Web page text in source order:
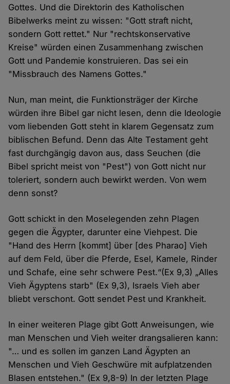
Gottes. Und die Direktorin des Katholischen
Bibelwerks meint zu wissen: "Gott straft nicht,
sondern Gott rettet." Nur "rechtskonservative
Kreise" würden einen Zusammenhang zwischen
Gott und Pandemie konstruieren. Das sei ein
"Missbrauch des Namens Gottes."
Nun, man meint, die Funktionsträger der Kirche
würden ihre Bibel gar nicht lesen, denn die Ideologie
vom liebenden Gott steht in klarem Gegensatz zum
biblischen Befund. Denn das Alte Testament geht
fast durchgängig davon aus, dass Seuchen (die
Bibel spricht meist von "Pest") von Gott nicht nur
toleriert, sondern auch bewirkt werden. Von wem
denn sonst?
Gott schickt in den Moselegenden zehn Plagen
gegen die Ägypter, darunter eine Viehpest. Die
"Hand des Herrn [kommt] über [des Pharao] Vieh
auf dem Feld, über die Pferde, Esel, Kamele, Rinder
und Schafe, eine sehr schwere Pest.“(Ex 9,3) „Alles
Vieh Ägyptens starb" (Ex 9,3), Israels Vieh aber
bliebt verschont. Gott sendet Pest und Krankheit.
In einer weiteren Plage gibt Gott Anweisungen, wie
man Menschen und Vieh weiter drangsalieren kann:
"… und es sollen im ganzen Land Ägypten an
Menschen und Vieh Geschwüre mit aufplatzenden
Blasen entstehen." (Ex 9,8-9) In der letzten Plage